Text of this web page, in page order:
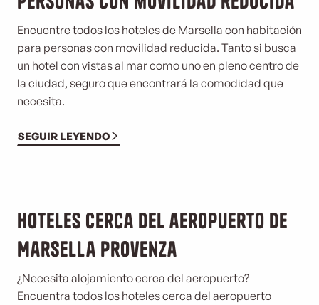
Encuentre todos los hoteles de Marsella con habitación
para personas con movilidad reducida. Tanto si busca
un hotel con vistas al mar como uno en pleno centro de
la ciudad, seguro que encontrará la comodidad que
necesita.
SEGUIR LEYENDO
Hoteles cerca del aeropuerto de
Marsella Provenza
¿Necesita alojamiento cerca del aeropuerto?
Encuentra todos los hoteles cerca del aeropuerto